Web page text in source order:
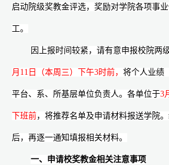
启动院级奖教金评选，奖励对学院各项事
工。
因上报时间较紧，请有意申报校院两
月 11 日（本周三）下午3时前， 将个人业绩
平台、系、所基层单位负责人。各单位于3
下班前，将推荐名单及申请材料报送学院
后，再逐一通知填报相关材料。
一、申请校奖教金相关注意事项